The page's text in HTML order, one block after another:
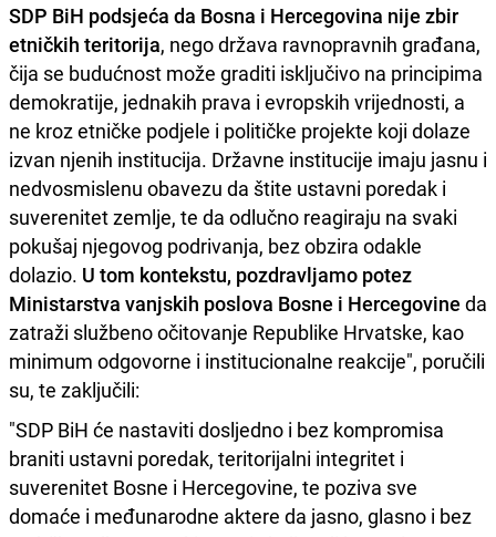
SDP BiH podsjeća da Bosna i Hercegovina nije zbir
etničkih teritorija, nego država ravnopravnih građana,
čija se budućnost može graditi isključivo na principima
demokratije, jednakih prava i evropskih vrijednosti, a
ne kroz etničke podjele i političke projekte koji dolaze
izvan njenih institucija. Državne institucije imaju jasnu i
nedvosmislenu obavezu da štite ustavni poredak i
suverenitet zemlje, te da odlučno reagiraju na svaki
pokušaj njegovog podrivanja, bez obzira odakle
dolazio. U tom kontekstu, pozdravljamo potez
Ministarstva vanjskih poslova Bosne i Hercegovine da
zatraži službeno očitovanje Republike Hrvatske, kao
minimum odgovorne i institucionalne reakcije", poručili
su, te zaključili:
"SDP BiH će nastaviti dosljedno i bez kompromisa
braniti ustavni poredak, teritorijalni integritet i
suverenitet Bosne i Hercegovine, te poziva sve
domaće i međunarodne aktere da jasno, glasno i bez